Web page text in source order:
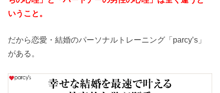
いうこと。
だから恋愛・結婚のパーソナルトレーニング「parcy’s」
がある。